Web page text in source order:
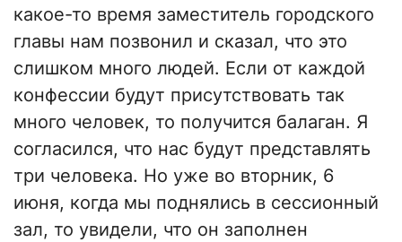
какое-то время заместитель городского
главы нам позвонил и сказал, что это
слишком много людей. Если от каждой
конфессии будут присутствовать так
много человек, то получится балаган. Я
согласился, что нас будут представлять
три человека. Но уже во вторник, 6
июня, когда мы поднялись в сессионный
зал, то увидели, что он заполнен